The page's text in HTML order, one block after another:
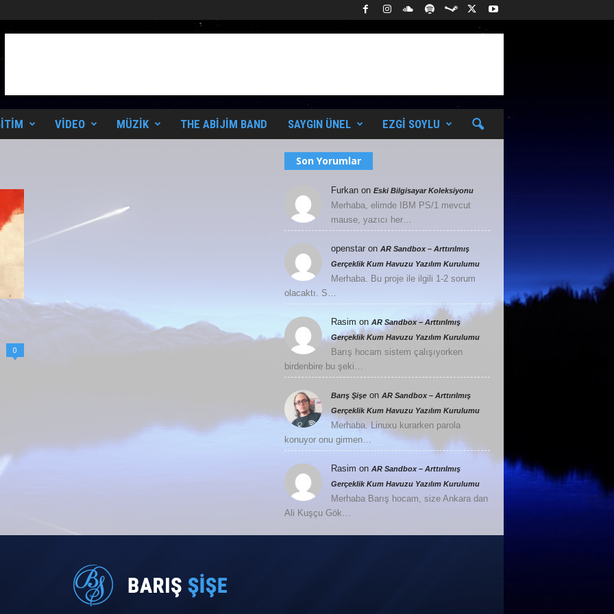
VIDEO MÜZIK THE ABIJIM BAND SAYGIN ÜNEL EZGI SOYLU
0
Son Yorumlar
Furkan on Eski Bilgisayar Koleksiyonu
Merhaba, elimde IBM PS/1 mevcut
mause, yazıcı her…
openstar on AR Sandbox – Arttırılmış
Gerçeklik Kum Havuzu Yazılım Kurulumu
Merhaba. Bu proje ile ilgili 1-2 sorum
olacaktı. S…
Rasim on AR Sandbox – Arttırılmış
Gerçeklik Kum Havuzu Yazılım Kurulumu
Barış hocam sistem çalışıyorken
birdenbire bu şeki…
Barış Şişe on AR Sandbox – Arttırılmış
Gerçeklik Kum Havuzu Yazılım Kurulumu
Merhaba. Linuxu kurarken parola
konuyor onu girmen…
Rasim on AR Sandbox – Arttırılmış
Gerçeklik Kum Havuzu Yazılım Kurulumu
Merhaba Barış hocam, size Ankara dan
Ali Kuşçu Gök…